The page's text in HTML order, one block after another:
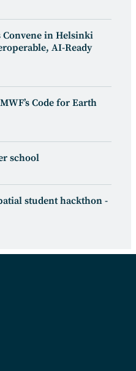
Convene in Helsinki
AI-Ready
Code for Earth
school
student hackthon -